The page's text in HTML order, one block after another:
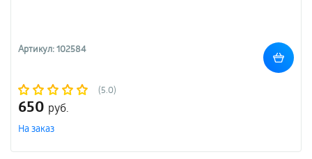
Артикул: 102584
(5.0)
650 руб.
На заказ